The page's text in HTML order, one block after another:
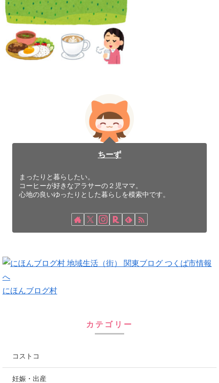
ちーず
まったりと暮らしたい。
コーヒーが好きなアラサーの２児ママ。
心地の良いゆったりとした暮らしを模索中です。
にほんブログ村
カテゴリー
コストコ
妊娠・出産